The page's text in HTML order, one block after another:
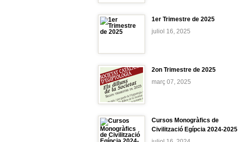
1er Trimestre de 2025
juliol 16, 2025
2on Trimestre de 2025
març 07, 2025
Cursos Monogràfics de
Civilització Egípcia 2024-2025